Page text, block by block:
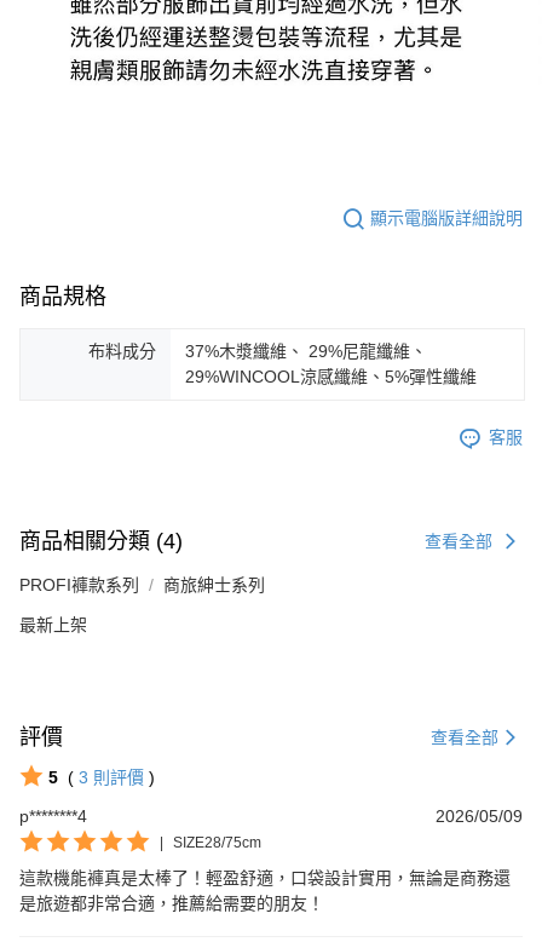
顯示電腦版詳細說明
商品規格
布料成分
37%木漿纖維、 29%尼龍纖維、
29%WINCOOL涼感纖維、5%彈性纖維
客服
商品相關分類 (4) 查看全部
PROFI褲款系列 商旅紳士系列
最新上架
評價 查看全部
5 ( 3 則評價 )
p********4
2026/05/09
| SIZE28/75cm
這款機能褲真是太棒了！輕盈舒適，口袋設計實用，無論是商務還
是旅遊都非常合適，推薦給需要的朋友！